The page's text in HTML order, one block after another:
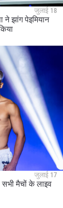
जुलाई 18
ने झांग पेइमियान
जुलाई 17
मैचों के लाइव